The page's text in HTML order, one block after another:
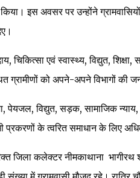
इस अवसर पर उन्होंने
चिकित्सा एवं स्वास्थ्य, विद्युत,
ग्रामीणों को अपने-अपने विभागों की
पेयजल, विद्युत, सड़क, सामाजिक
के त्वरित समाधान के लिए
जिला कलेक्टर नीमकाथाना भागीरथ